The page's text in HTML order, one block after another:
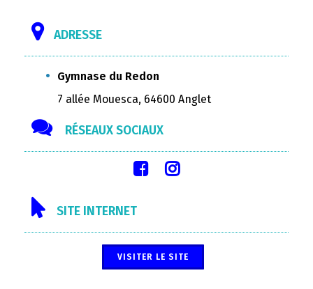
ADRESSE
Gymnase du Redon
7 allée Mouesca, 64600 Anglet
RÉSEAUX SOCIAUX
SITE INTERNET
VISITER LE SITE